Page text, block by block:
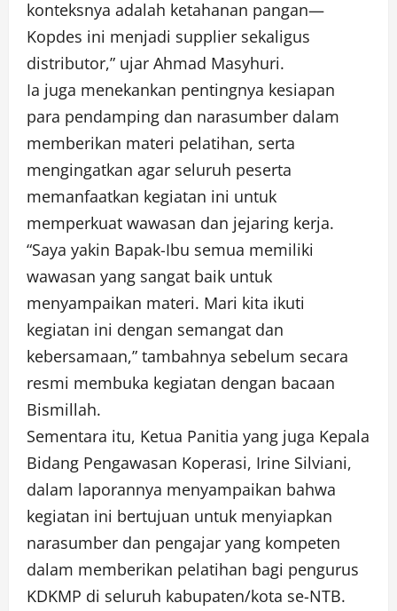
konteksnya adalah ketahanan pangan—
Kopdes ini menjadi supplier sekaligus
distributor,” ujar Ahmad Masyhuri.
Ia juga menekankan pentingnya kesiapan
para pendamping dan narasumber dalam
memberikan materi pelatihan, serta
mengingatkan agar seluruh peserta
memanfaatkan kegiatan ini untuk
memperkuat wawasan dan jejaring kerja.
“Saya yakin Bapak-Ibu semua memiliki
wawasan yang sangat baik untuk
menyampaikan materi. Mari kita ikuti
kegiatan ini dengan semangat dan
kebersamaan,” tambahnya sebelum secara
resmi membuka kegiatan dengan bacaan
Bismillah.
Sementara itu, Ketua Panitia yang juga Kepala
Bidang Pengawasan Koperasi, Irine Silviani,
dalam laporannya menyampaikan bahwa
kegiatan ini bertujuan untuk menyiapkan
narasumber dan pengajar yang kompeten
dalam memberikan pelatihan bagi pengurus
KDKMP di seluruh kabupaten/kota se-NTB.